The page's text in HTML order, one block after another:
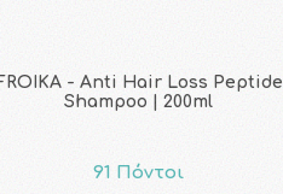
- Anti Hair Loss Peptide
Shampoo | 200ml
91 Πόντοι